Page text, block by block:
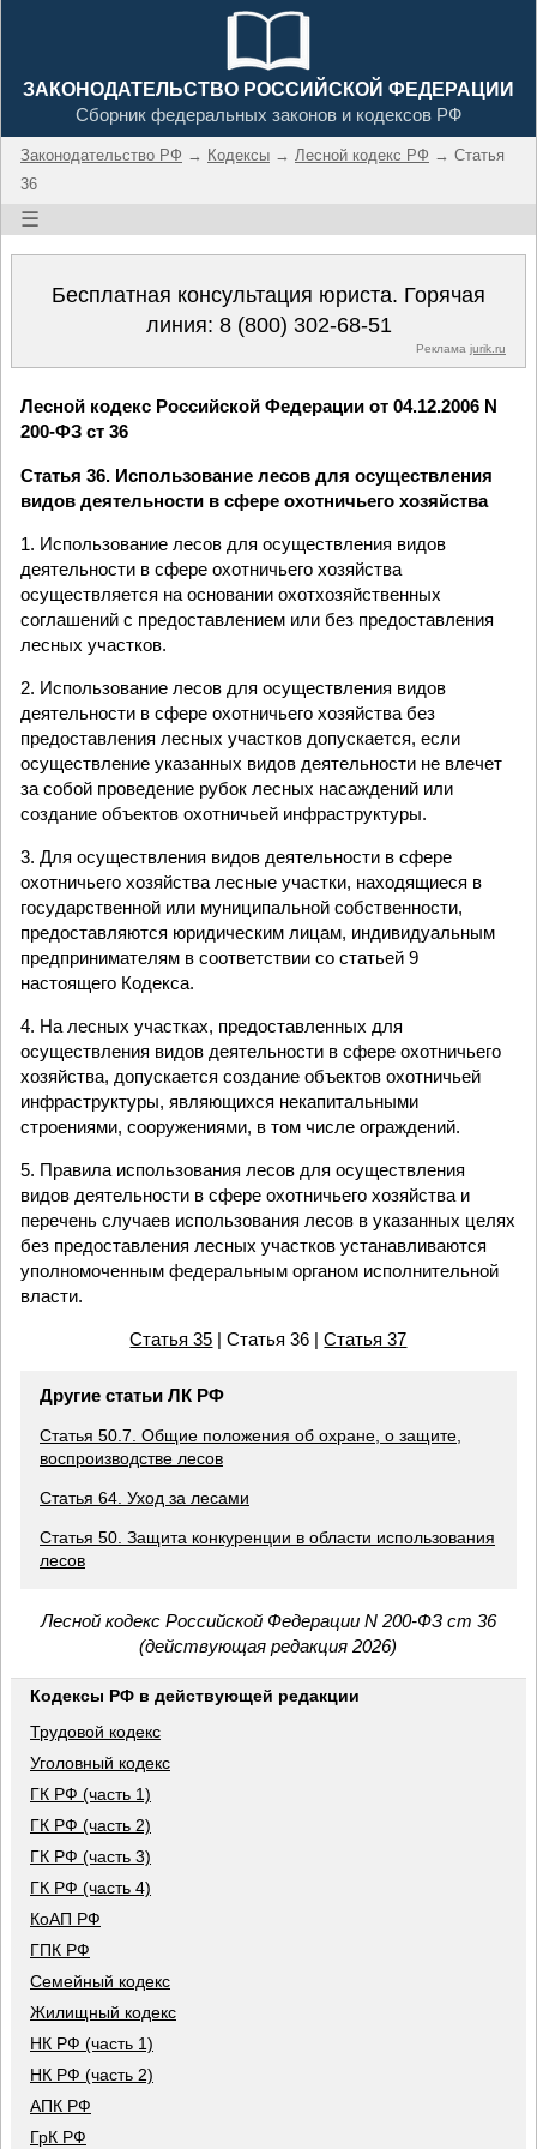
ЗАКОНОДАТЕЛЬСТВО РОССИЙСКОЙ ФЕДЕРАЦИИ
Сборник федеральных законов и кодексов РФ
Законодательство РФ → Кодексы → Лесной кодекс РФ → Статья
36
☰
Бесплатная консультация юриста. Горячая
линия: 8 (800) 302-68-51
Реклама jurik.ru
Лесной кодекс Российской Федерации от 04.12.2006 N
200-ФЗ ст 36
Статья 36. Использование лесов для осуществления
видов деятельности в сфере охотничьего хозяйства
1. Использование лесов для осуществления видов
деятельности в сфере охотничьего хозяйства
осуществляется на основании охотхозяйственных
соглашений с предоставлением или без предоставления
лесных участков.
2. Использование лесов для осуществления видов
деятельности в сфере охотничьего хозяйства без
предоставления лесных участков допускается, если
осуществление указанных видов деятельности не влечет
за собой проведение рубок лесных насаждений или
создание объектов охотничьей инфраструктуры.
3. Для осуществления видов деятельности в сфере
охотничьего хозяйства лесные участки, находящиеся в
государственной или муниципальной собственности,
предоставляются юридическим лицам, индивидуальным
предпринимателям в соответствии со статьей 9
настоящего Кодекса.
4. На лесных участках, предоставленных для
осуществления видов деятельности в сфере охотничьего
хозяйства, допускается создание объектов охотничьей
инфраструктуры, являющихся некапитальными
строениями, сооружениями, в том числе ограждений.
5. Правила использования лесов для осуществления
видов деятельности в сфере охотничьего хозяйства и
перечень случаев использования лесов в указанных целях
без предоставления лесных участков устанавливаются
уполномоченным федеральным органом исполнительной
власти.
Статья 35 | Статья 36 |Статья 37
Другие статьи ЛК РФ
Статья 50.7. Общие положения об охране, о защите,
воспроизводстве лесов
Статья 64. Уход за лесами
Статья 50. Защита конкуренции в области использования
лесов
Лесной кодекс Российской Федерации N 200-ФЗ ст 36
(действующая редакция 2026)
Кодексы РФ в действующей редакции
Трудовой кодекс
Уголовный кодекс
ГК РФ (часть 1)
ГК РФ (часть 2)
ГК РФ (часть 3)
ГК РФ (часть 4)
КоАП РФ
ГПК РФ
Семейный кодекс
Жилищный кодекс
НК РФ (часть 1)
НК РФ (часть 2)
АПК РФ
ГрК РФ